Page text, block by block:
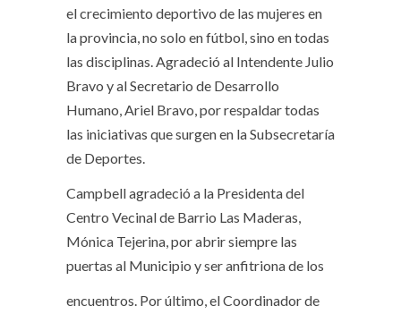
el crecimiento deportivo de las mujeres en
la provincia, no solo en fútbol, sino en todas
las disciplinas. Agradeció al Intendente Julio
Bravo y al Secretario de Desarrollo
Humano, Ariel Bravo, por respaldar todas
las iniciativas que surgen en la Subsecretaría
de Deportes.
Campbell agradeció a la Presidenta del
Centro Vecinal de Barrio Las Maderas,
Mónica Tejerina, por abrir siempre las
puertas al Municipio y ser anfitriona de los
encuentros. Por último, el Coordinador de